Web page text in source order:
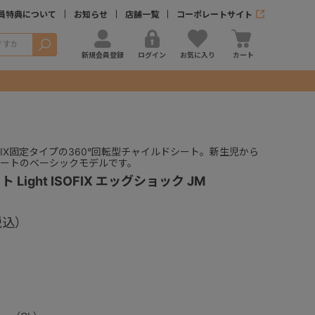
特典について お知らせ 店舗一覧 コーポレートサイト
検索
新規会員登録 ログイン お気に入り カート
固定タイプの360°回転型チャイルドシート。新生児から
トのベーシックモデルです。
Light ISOFIX エッグショック JM